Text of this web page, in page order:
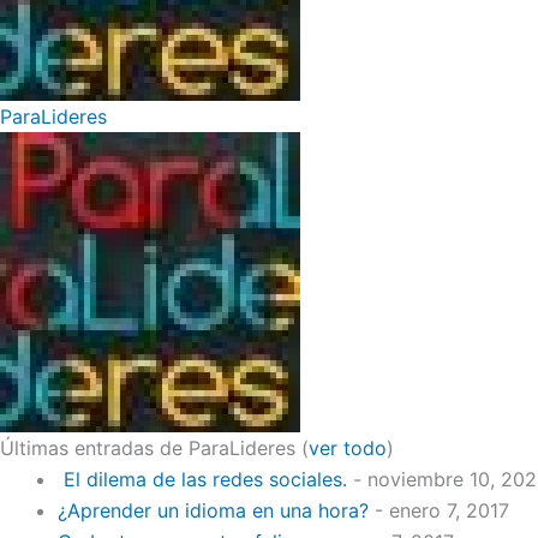
ParaLideres
Últimas entradas de ParaLideres (ver todo)
El dilema de las redes sociales. - noviembre 10,
¿Aprender un idioma en una hora? - enero 7, 2017